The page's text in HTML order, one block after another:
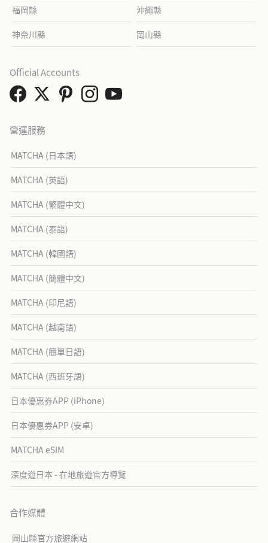
福岡縣 沖繩縣
神奈川縣 岡山縣
營運服務
MATCHA (日本語)
MATCHA (英語)
MATCHA (繁體中文)
MATCHA (泰語)
MATCHA (韓國語)
MATCHA (簡體中文)
MATCHA (印尼語)
MATCHA (越南語)
MATCHA (簡單日語)
MATCHA (西班牙語)
日本優惠券APP (iPhone)
日本優惠券APP (安卓)
MATCHA eSIM
深度遊日本 - 在地旅遊官方導覽
合作媒體
岡山縣官方旅遊網站
Official Accounts